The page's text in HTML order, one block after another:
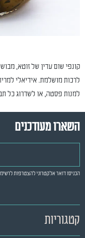
קונפי שום עדין של זוטא,
לרכות מושלמת. אידיאלי
למנות פסטה, או לשדרוג כל
השארו מעודכנים
הכניסו דואר אלקטרוני להצטרפות
קטגוריות